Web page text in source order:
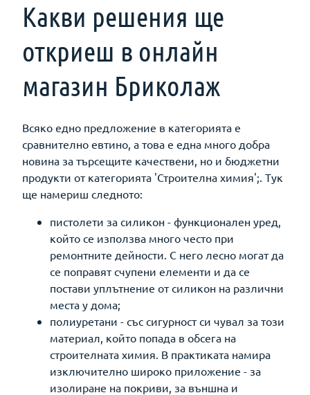
Какви решения ще
откриеш в онлайн
магазин Бриколаж
Всяко едно предложение в категорията е
сравнително евтино, а това е една много добра
новина за търсещите качествени, но и бюджетни
продукти от категорията 'Строителна химия';. Тук
ще намериш следното:
пистолети за силикон - функционален уред,
който се използва много често при
ремонтните дейности. С него лесно могат да
се поправят счупени елементи и да се
постави уплътнение от силикон на различни
места у дома;
полиуретани - със сигурност си чувал за този
материал, който попада в обсега на
строителната химия. В практиката намира
изключително широко приложение - за
изолиране на покриви, за външна и